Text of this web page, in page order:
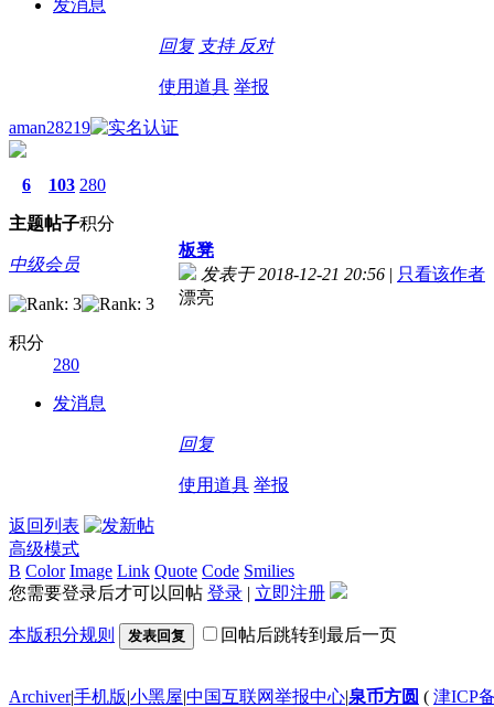
发消息
回复 支持 反对
使用道具 举报
aman28219
6
主题
103
帖子
280
积分
中级会员
积分
280
发消息
板凳
发表于 2018-12-21 20:56 | 只看该作者
漂亮
回复
使用道具 举报
返回列表
高级模式
B Color Image Link Quote Code Smilies
您需要登录后才可以回帖 登录 | 立即注册
本版积分规则 发表回复 回帖后跳转到最后一页
Archiver|手机版|小黑屋|中国互联网举报中心|泉币方圆 ( 津ICP